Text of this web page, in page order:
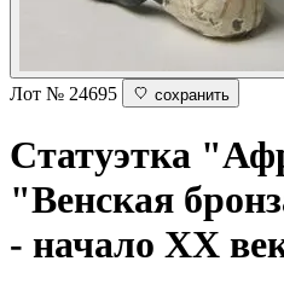
Лот № 24695 сохранить
Статуэтка
"Венская
- начало ХХ